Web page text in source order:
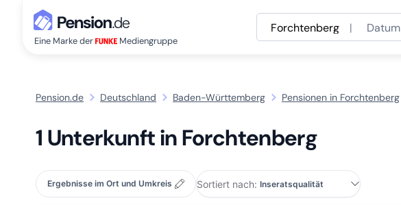
Eine Marke der Mediengruppe
Forchtenberg | Datum
Pension.de Deutschland Baden-Württemberg Pensionen in Forchtenberg
1 Unterkunft in Forchtenberg
Ergebnisse im Ort und Umkreis Sortiert nach: